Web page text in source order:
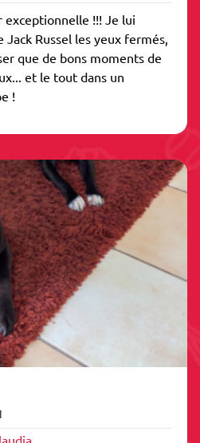
!!! Je lui
Russel les yeux fermés,
que de bons moments de
et le tout dans un
!